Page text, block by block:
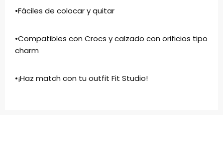
•Fáciles de colocar y quitar
•Compatibles con Crocs y calzado con orificios tipo
charm
•¡Haz match con tu outfit Fit Studio!